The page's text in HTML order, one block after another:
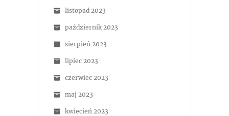
listopad 2023
październik 2023
sierpień 2023
lipiec 2023
czerwiec 2023
maj 2023
kwiecień 2023